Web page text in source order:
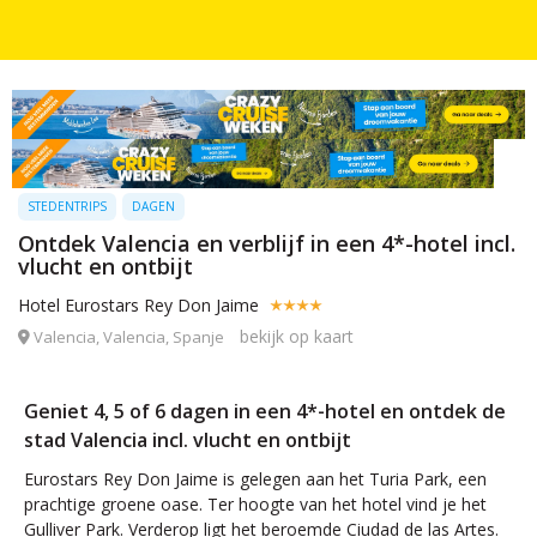
STEDENTRIPS DAGEN
Ontdek Valencia en verblijf in een 4*-hotel incl.
vlucht en ontbijt
Hotel Eurostars Rey Don Jaime
Valencia, Valencia, Spanje bekijk op kaart
Geniet 4, 5 of 6 dagen in een 4*-hotel en ontdek de
stad Valencia incl. vlucht en ontbijt
Eurostars Rey Don Jaime is gelegen aan het Turia Park, een
prachtige groene oase. Ter hoogte van het hotel vind je het
Gulliver Park. Verderop ligt het beroemde Ciudad de las Artes.